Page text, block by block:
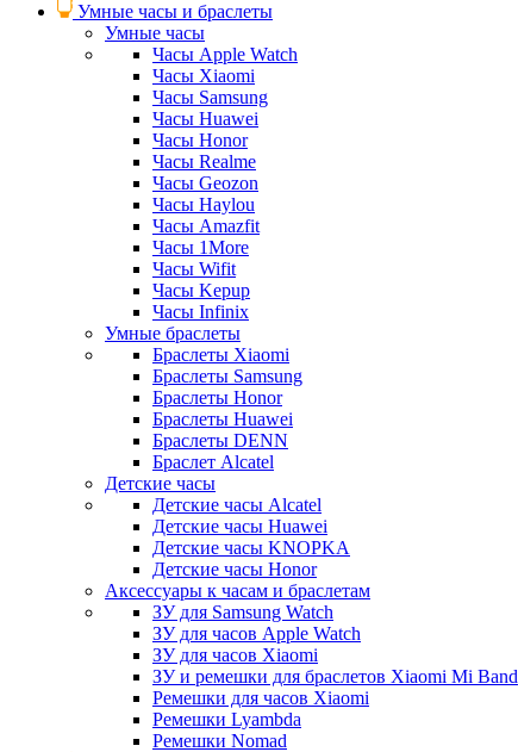
Умные часы и браслеты
Умные часы
Часы Apple Watch
Часы Xiaomi
Часы Samsung
Часы Huawei
Часы Honor
Часы Realme
Часы Geozon
Часы Haylou
Часы Amazfit
Часы 1More
Часы Wifit
Часы Kepup
Часы Infinix
Умные браслеты
Браслеты Xiaomi
Браслеты Samsung
Браслеты Honor
Браслеты Huawei
Браслеты DENN
Браслет Alcatel
Детские часы
Детские часы Alcatel
Детские часы Huawei
Детские часы KNOPKA
Детские часы Honor
Аксессуары к часам и браслетам
ЗУ для Samsung Watch
ЗУ для часов Apple Watch
ЗУ для часов Xiaomi
ЗУ и ремешки для браслетов Xiaomi Mi Band
Ремешки для часов Xiaomi
Ремешки Lyambda
Ремешки Nomad